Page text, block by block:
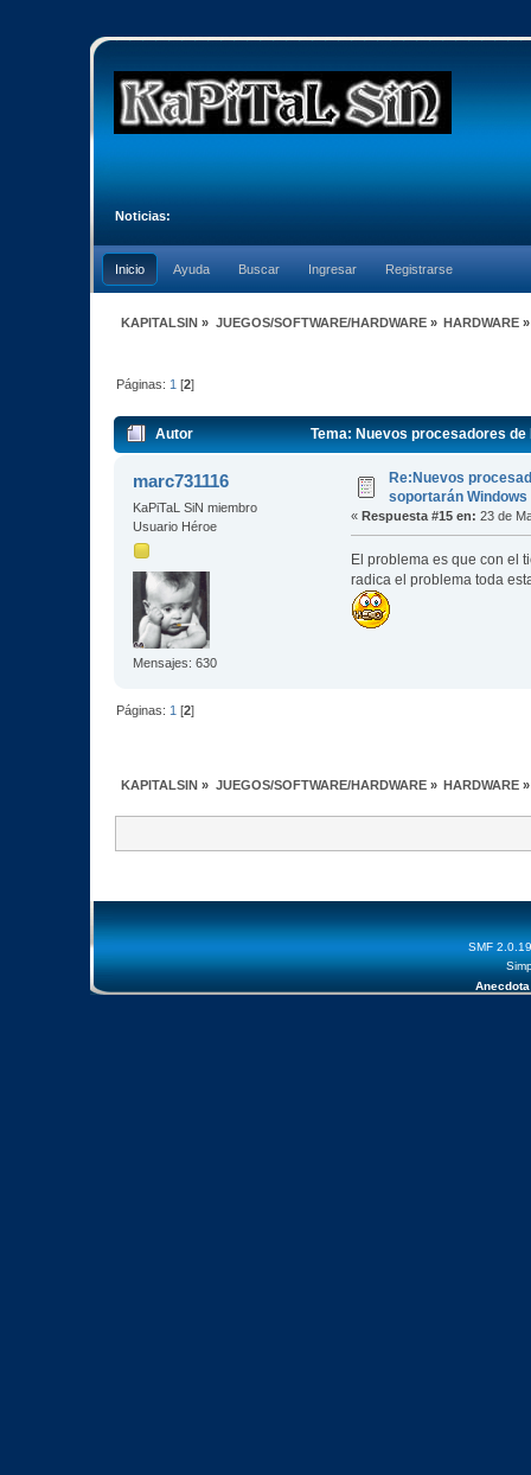
Noticias:
Inicio Ayuda Buscar Ingresar Registrarse
KAPITALSIN » JUEGOS/SOFTWARE/HARDWARE» HARDWARE»
Páginas: 1 [2]
Autor Tema: Nuevos procesadores
marc731116
KaPiTaL SiN miembro
Usuario Héroe
Mensajes: 630
Re:Nuevos
soportarán Windows
« Respuesta #15 en: 23 de
El problema es que con el
radica el problema toda
Páginas: 1 [2]
KAPITALSIN » JUEGOS/SOFTWARE/HARDWARE» HARDWARE»
SMF 2.0.19
Anecdota